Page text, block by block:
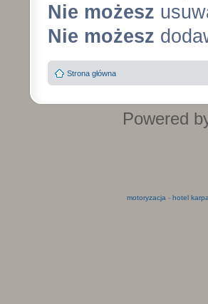
Nie możesz
Nie możesz
Strona główna
Powered
motoryzacja - hotel